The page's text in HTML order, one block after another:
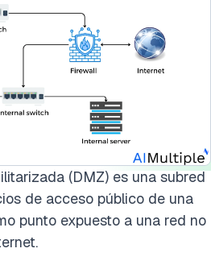
(DMZ) es una subred
de acceso público de una
punto expuesto a una red no